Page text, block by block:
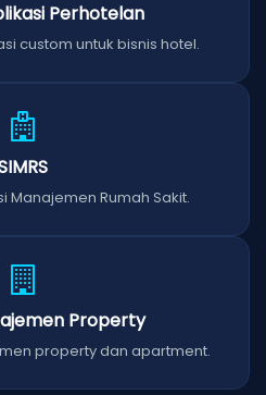
Perhotelan
custom untuk bisnis hotel.
Manajemen Rumah Sakit.
Property
property dan apartment.